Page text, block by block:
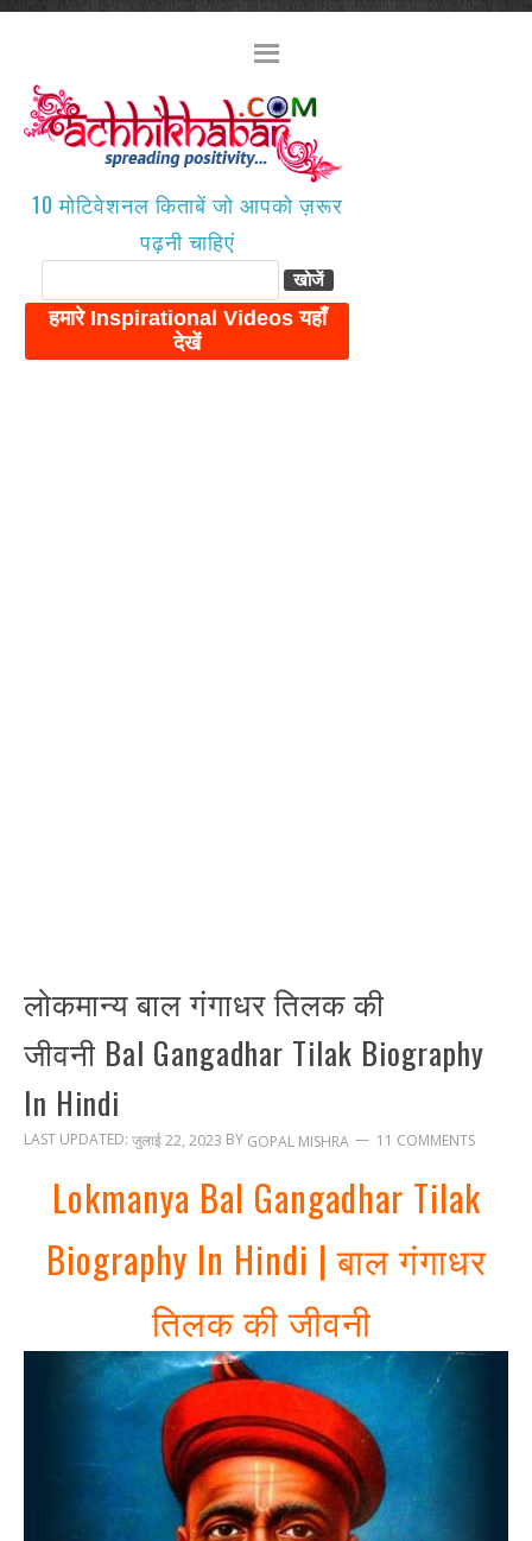
10 मोटिवेशनल किताबें जो आपको ज़रूर
पढ़नी चाहिएं
लोकमान्य बाल गंगाधर तिलक की
जीवनी Bal Gangadhar Tilak Biography
In Hindi
LAST UPDATED: जुलाई 22, 2023 BY GOPAL MISHRA 11 COMMENTS
Lokmanya Bal Gangadhar Tilak
Biography In Hindi | बाल गंगाधर
तिलक की जीवनी